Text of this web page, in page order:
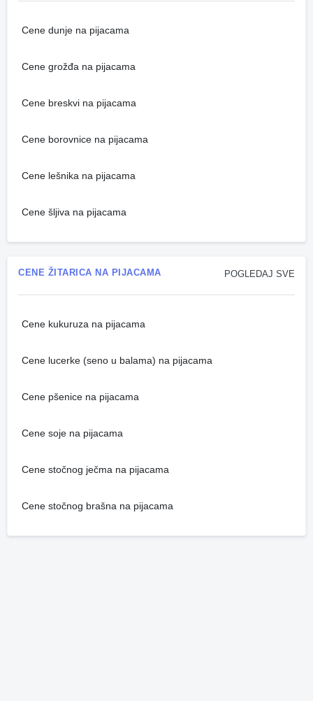
Cene dunje na pijacama
Cene grožđa na pijacama
Cene breskvi na pijacama
Cene borovnice na pijacama
Cene lešnika na pijacama
Cene šljiva na pijacama
POGLEDAJ SVE
CENE ŽITARICA NA PIJACAMA
Cene kukuruza na pijacama
Cene lucerke (seno u balama) na pijacama
Cene pšenice na pijacama
Cene soje na pijacama
Cene stočnog ječma na pijacama
Cene stočnog brašna na pijacama